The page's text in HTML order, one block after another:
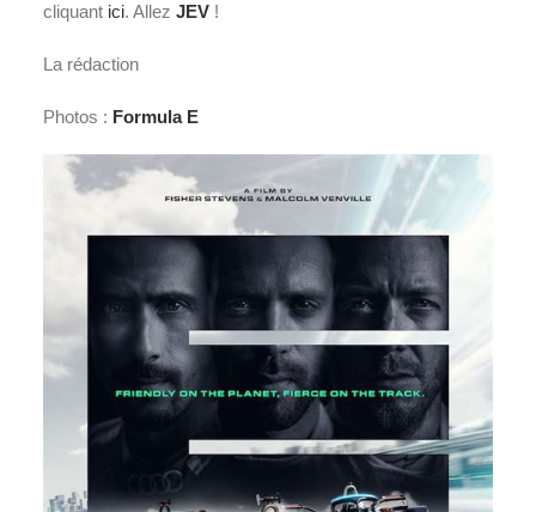
cliquant ici. Allez JEV !
La rédaction
Photos : Formula E